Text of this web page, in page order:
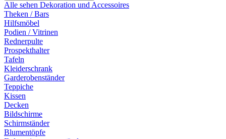
Alle sehen Dekoration und Accessoires
Theken / Bars
Hilfsmöbel
Podien / Vitrinen
Rednerpulte
Prospekthalter
Tafeln
Kleiderschrank
Garderobenständer
Teppiche
Kissen
Decken
Bildschirme
Schirmständer
Blumentöpfe